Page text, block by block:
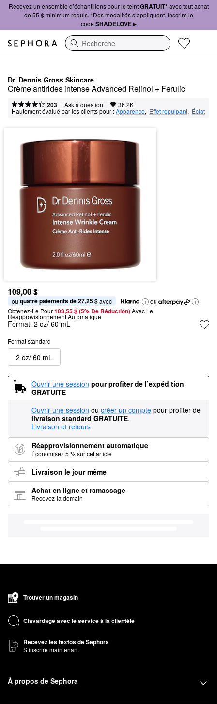
Recevez un ensemble d’échantillons pour le teintGRATUIT*avec tout achat
de 55 $ minimum requis. *Des modalités s’appliquent. Inscrire le
code SHADELOVE ▸
Recherche
Dr. Dennis Gross Skincare
Crème antirides intense Advanced Retinol + Ferulic
203 | Ask a question | 36.2K
Hautement évalué par les clients pour :Apparence, Effet repulpant, Éclat
109,00 $
ou quatre paiements de 27,25 $ avec
ou
Obtenez-Le Pour103,55 $ (5% De Réduction) Avec Le
Réapprovisionnement Automatique
Format: 2 oz/ 60 mL
Format standard
2 oz/ 60 mL
Ouvrir une session pour profiter de l’expédition
GRATUITE
Ouvrir une session ou créer un compte pour profiter de
livraison standard GRATUITE.
Livraison et retours
Réapprovisionnement automatique
Économisez 5 % sur cet article
Livraison le jour même
Achat en ligne et ramassage
Recevez-la demain
Trouver un magasin
Clavardage avec le service à la clientèle
Recevez les textos de Sephora
S’inscrire maintenant
À propos de Sephora